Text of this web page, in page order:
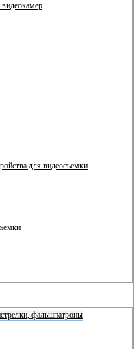
для видеосъемки
фальшпатроны